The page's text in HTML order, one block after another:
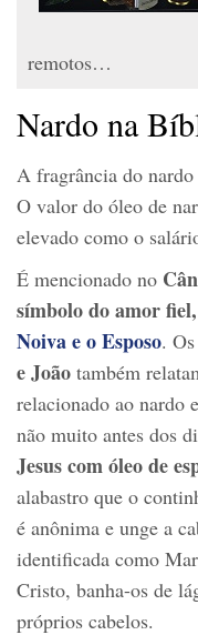
remotos…
Nardo na
A fragrância do nardo
O valor do óleo de
elevado como o
É mencionado no
símbolo do amor
Noiva e o Esposo. Os
e João também
relacionado ao nardo
não muito antes dos
Jesus com óleo de
alabastro que o
é anônima e unge a
identificada como
Cristo, banha-os de
próprios cabelos.